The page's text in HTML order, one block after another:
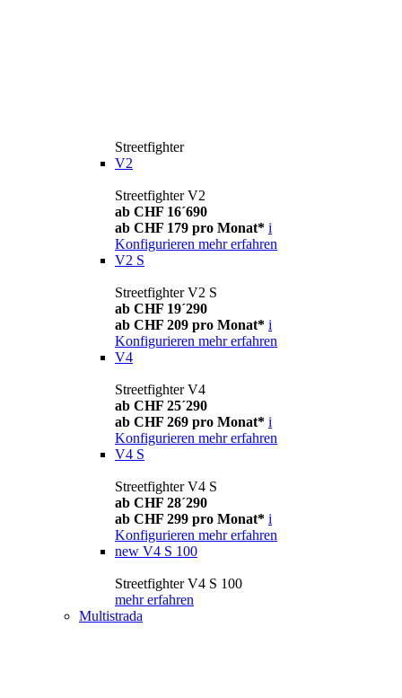
Streetfighter
V2
Streetfighter V2
ab CHF 16´690
ab CHF 179 pro Monat* i
Konfigurieren mehr erfahren
V2 S
Streetfighter V2 S
ab CHF 19´290
ab CHF 209 pro Monat* i
Konfigurieren mehr erfahren
V4
Streetfighter V4
ab CHF 25´290
ab CHF 269 pro Monat* i
Konfigurieren mehr erfahren
V4 S
Streetfighter V4 S
ab CHF 28´290
ab CHF 299 pro Monat* i
Konfigurieren mehr erfahren
new V4 S 100
Streetfighter V4 S 100
mehr erfahren
Multistrada